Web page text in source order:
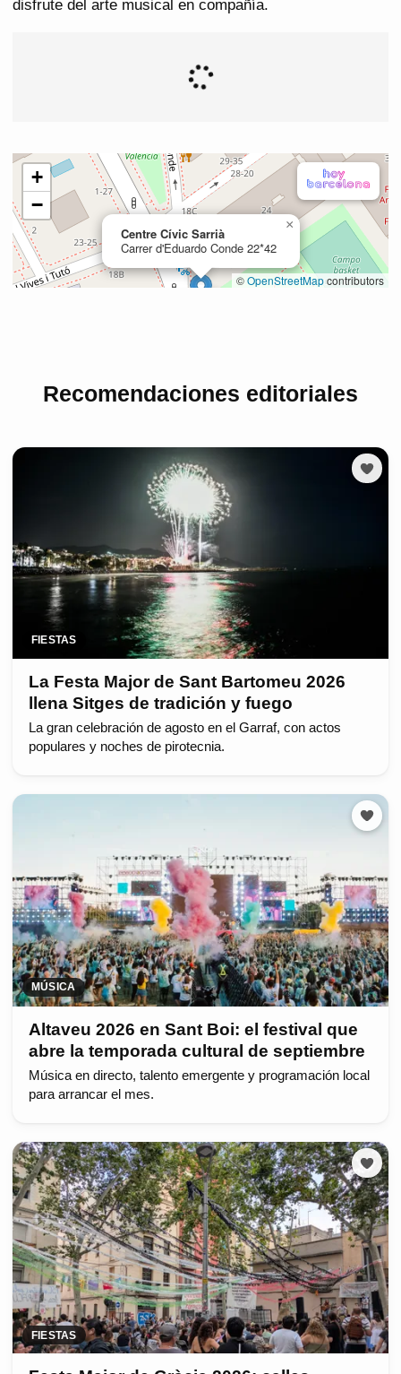
disfrute del arte musical en compañía.
Recomendaciones editoriales
FIESTAS
La Festa Major de Sant Bartomeu 2026
llena Sitges de tradición y fuego
La gran celebración de agosto en el Garraf, con actos
populares y noches de pirotecnia.
MÚSICA
Altaveu 2026 en Sant Boi: el festival que
abre la temporada cultural de septiembre
Música en directo, talento emergente y programación local
para arrancar el mes.
FIESTAS